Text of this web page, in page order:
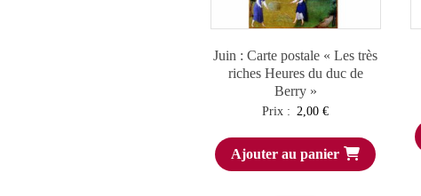
Juin : Carte postale « Les très
riches Heures du duc de
Berry »
Prix : 2,00€
Ajouter au panier